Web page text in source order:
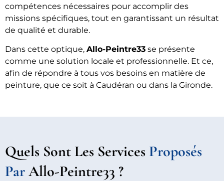
compétences nécessaires pour accomplir des
missions spécifiques, tout en garantissant un résultat
de qualité et durable.
Dans cette optique, Allo-Peintre33 se présente
comme une solution locale et professionnelle. Et ce,
afin de répondre à tous vos besoins en matière de
peinture, que ce soit à Caudéran ou dans la Gironde.
Quels Sont Les Services Proposés
ParAllo-Peintre33 ?